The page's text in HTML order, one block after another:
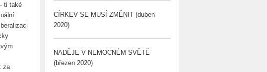
ti také
za
CÍRKEV SE MUSÍ ZMĚNIT (duben
2020)
NADĚJE V NEMOCNÉM SVĚTĚ
(březen 2020)